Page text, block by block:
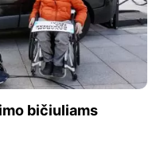
bičiuliams